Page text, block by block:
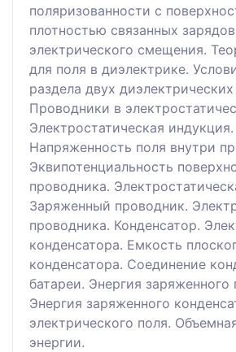
поляризованности с
плотностью связанных
электрического смещения.
для поля в диэлектрике.
раздела двух
Проводники в
Электростатическая индукция.
Напряженность поля внутри
Эквипотенциальность
проводника.
Заряженный проводник.
проводника. Конденсатор.
конденсатора. Емкость
конденсатора. Соединение
батареи. Энергия заряженного
Энергия заряженного
электрического поля.
энергии.